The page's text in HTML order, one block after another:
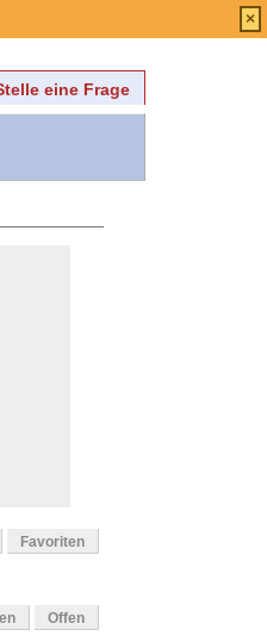
eine Frage
Favoriten
Offen
×